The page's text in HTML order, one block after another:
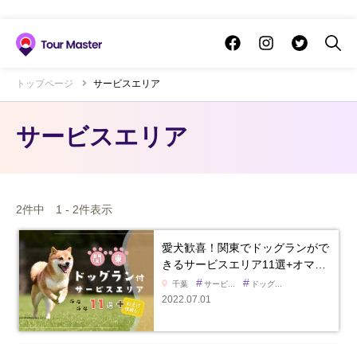
トップページ サービスエリア
サービスエリア
2件中 1 - 2件表示
愛犬歓喜！関東でドッグランがで
きるサービスエリア11選+オマ…
千葉 #サービ... # ドッグ...
2022.07.01